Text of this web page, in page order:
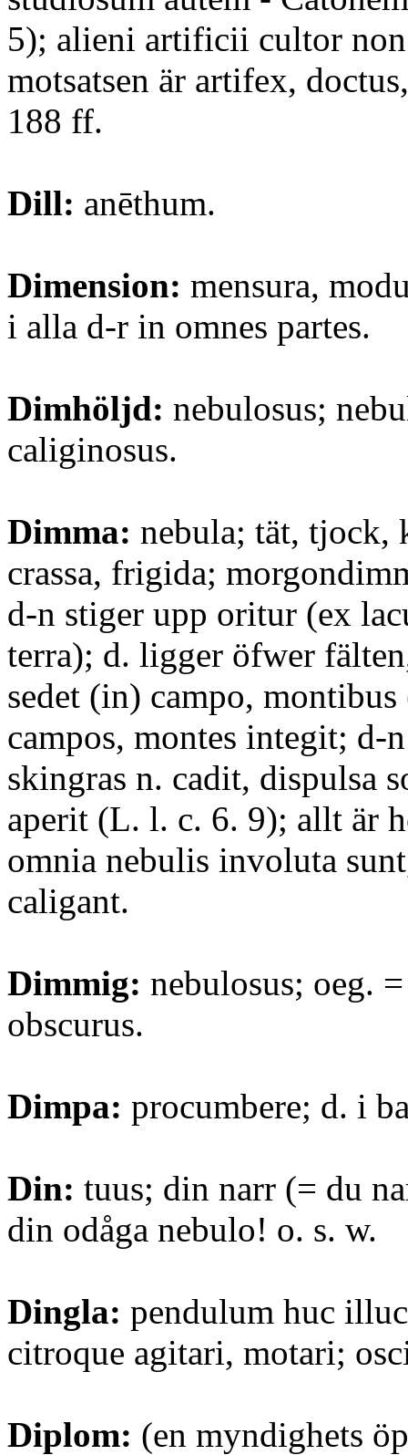
5); alieni artificii cultor
motsatsen är artifex,
188 ff.
Dill: anēthum.
Dimension: mensura,
i alla d-r in omnes partes.
Dimhöljd: nebulosus;
caliginosus.
Dimma: nebula; tät, tjock,
crassa, frigida;
d-n stiger upp oritur (ex
terra); d. ligger öfwer
sedet (in) campo,
campos, montes integit; d-
skingras n. cadit, dispulsa
aperit (L. l. c. 6. 9); allt är
omnia nebulis involuta
caligant.
Dimmig: nebulosus; oeg.
obscurus.
Dimpa: procumbere; d. i
Din: tuus; din narr (= du
din odåga nebulo! o. s. w.
Dingla: pendulum huc
citroque agitari, motari;
Diplom: (en myndighets